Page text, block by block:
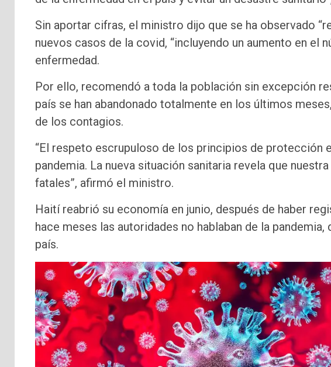
Sin aportar cifras, el ministro dijo que se ha observado
nuevos casos de la covid, “incluyendo un aumento en el
enfermedad.
Por ello, recomendó a toda la población sin excepción
país se han abandonado totalmente en los últimos
de los contagios.
“El respeto escrupuloso de los principios de protección
pandemia. La nueva situación sanitaria revela que
fatales”, afirmó el ministro.
Haití reabrió su economía en junio, después de haber
hace meses las autoridades no hablaban de la
país.